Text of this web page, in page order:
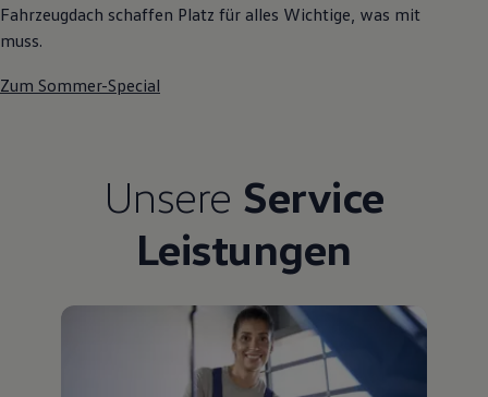
Fahrzeugdach schaffen Platz für alles Wichtige, was mit
muss.
Zum Sommer-Special
Unsere Service
Leistungen